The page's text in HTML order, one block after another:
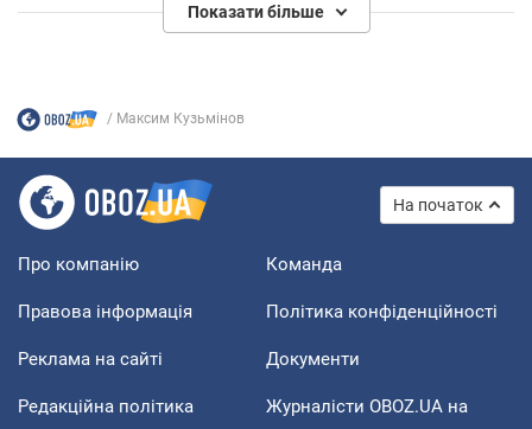
Показати більше
Максим Кузьмінов
На початок
Про компанію Команда
Правова інформація Політика конфіденційності
Реклама на сайті Документи
Редакційна політика
Журналісти OBOZ.UA на